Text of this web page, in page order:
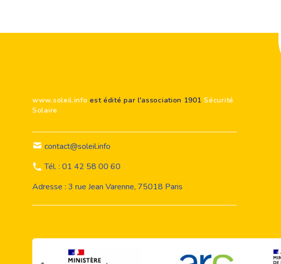
www.soleil.info est édité par l'association 1901Sécurité
Solaire
contact@soleil.info
Tél. : 01 42 58 00 60
Adresse : 3 rue Jean Varenne, 75018 Paris